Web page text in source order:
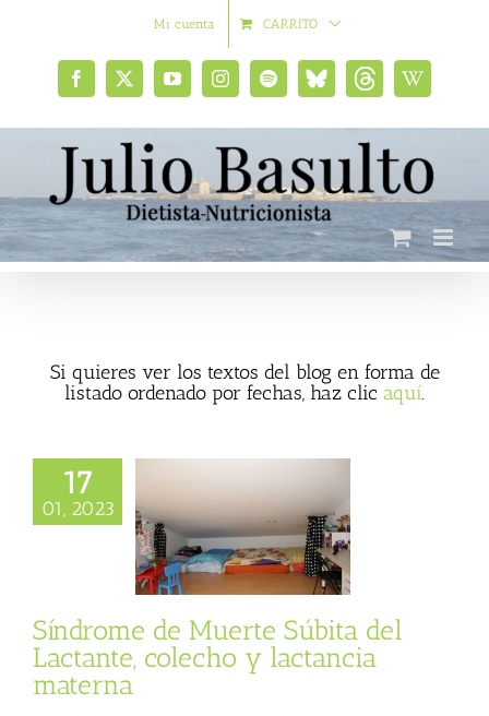
Mi cuenta CARRITO
Facebook
X YouTubeInstagramSpotifyBluesky
social
ThreadsWikipedia
Si quieres ver los textos del blog en forma de
listado ordenado por fechas, haz clic aquí.
17
01, 2023
de Muerte
del Lactante,
y lactancia
BasultoSíndrome de Muerte Súbita del
Lactante, colecho y lactancia
materna